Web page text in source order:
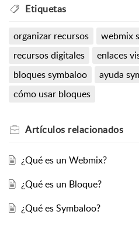
Etiquetas
organizar recursos
webmix
recursos digitales
enlaces
bloques symbaloo
ayuda
cómo usar bloques
Artículos relacionados
¿Qué es un Webmix?
¿Qué es un Bloque?
¿Qué es Symbaloo?